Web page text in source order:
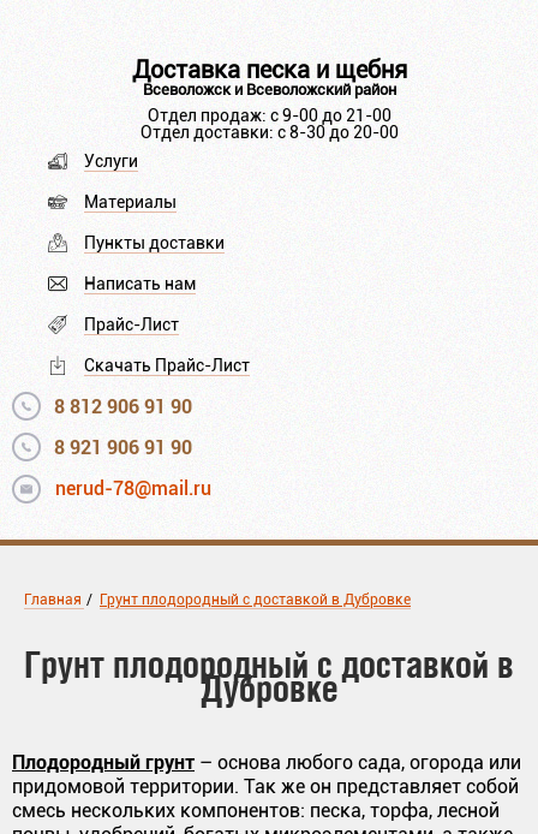
Доставка песка и щебня
Всеволожск и Всеволожский район
Отдел продаж: с 9-00 до 21-00
Отдел доставки: с 8-30 до 20-00
Услуги
Материалы
Пункты доставки
Написать нам
Прайс-Лист
Скачать Прайс-Лист
8 812 906 91 90
8 921 906 91 90
nerud-78@mail.ru
Главная / Грунт плодородный с доставкой в Дубровке
Грунт плодородный с доставкой в
Дубровке
Плодородный грунт – основа любого сада, огорода или
придомовой территории. Так же он представляет собой
смесь нескольких компонентов: песка, торфа, лесной